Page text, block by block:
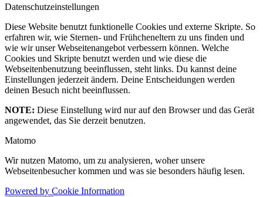
Datenschutzeinstellungen
Diese Website benutzt funktionelle Cookies und externe Skripte. So
erfahren wir, wie Sternen- und Frühcheneltern zu uns finden und
wie wir unser Webseitenangebot verbessern können. Welche
Cookies und Skripte benutzt werden und wie diese die
Webseitenbenutzung beeinflussen, steht links. Du kannst deine
Einstellungen jederzeit ändern. Deine Entscheidungen werden
deinen Besuch nicht beeinflussen.
NOTE: Diese Einstellung wird nur auf den Browser und das Gerät
angewendet, das Sie derzeit benutzen.
Matomo
Wir nutzen Matomo, um zu analysieren, woher unsere
Webseitenbesucher kommen und was sie besonders häufig lesen.
Powered by Cookie Information